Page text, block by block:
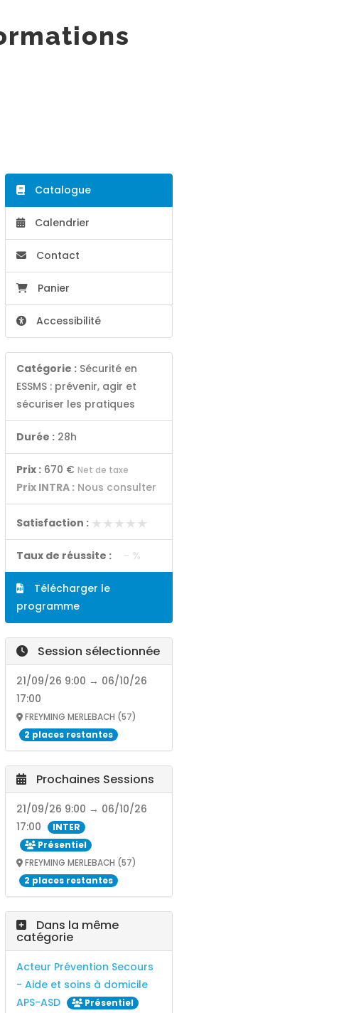
Catalogue
Calendrier
Contact
Panier
Accessibilité
Catégorie : Sécurité en
ESSMS : prévenir, agir et
sécuriser les pratiques
Durée : 28h
Prix : 670 €Net de taxe
Prix INTRA : Nous consulter
Satisfaction : ★★★★★
★★★★★
Taux de réussite : - %
Télécharger le
programme
Session sélectionnée
21/09/26 9:00 → 06/10/26
17:00
FREYMING MERLEBACH (57)
2 places restantes
Prochaines Sessions
21/09/26 9:00 → 06/10/26
17:00
INTER
Présentiel
FREYMING MERLEBACH (57)
2 places restantes
Dans la même
catégorie
Acteur Prévention Secours
- Aide et soins à domicile
APS-ASD
Présentiel